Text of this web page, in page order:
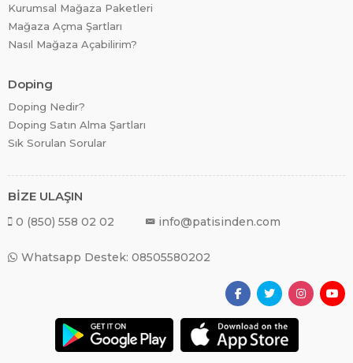
Kurumsal Mağaza Paketleri
Mağaza Açma Şartları
Nasıl Mağaza Açabilirim?
Doping
Doping Nedir?
Doping Satın Alma Şartları
Sık Sorulan Sorular
BİZE ULAŞIN
0 (850) 558 02 02 info@patisinden.com
Whatsapp Destek: 08505580202